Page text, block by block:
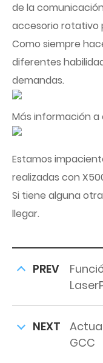
de la
accesorio rotativo
Como siempre
diferentes
demandas.
Más información
Estamos
realizadas con
Si tiene alguna
llegar.
PREV
NEXT
GCC